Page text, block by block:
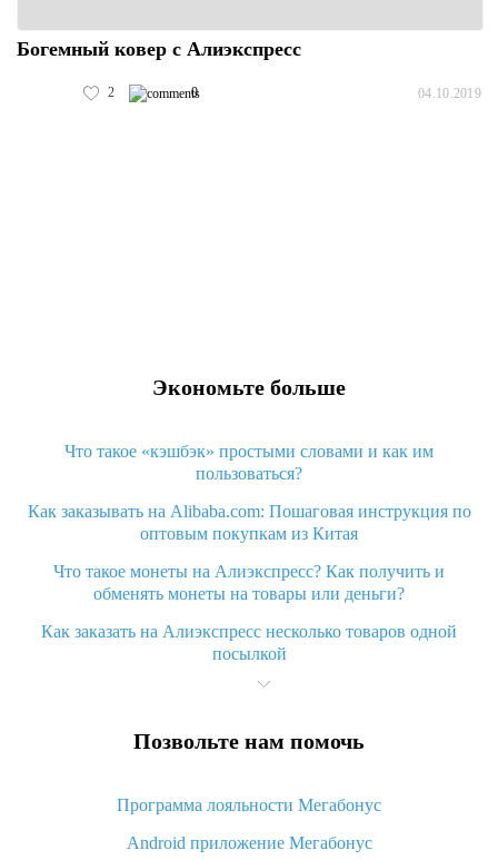
Богемный ковер с Алиэкспресс
2 0 04.10.2019
Экономьте больше
Что такое «кэшбэк» простыми словами и как им
пользоваться?
Как заказывать на Alibaba.com: Пошаговая инструкция по
оптовым покупкам из Китая
Что такое монеты на Алиэкспресс? Как получить и
обменять монеты на товары или деньги?
Как заказать на Алиэкспресс несколько товаров одной
посылкой
Что значит статус «Заказ закрыт» на Алиэкспресс и что
Что делать, если Алиэкспресс просит ввести паспортные
Как узнать, куда пришла посылка с Алиэкспресс
Вы отменили заказ на Алиэкспресс, когда вернут деньги?
Позвольте нам помочь
Программа лояльности Мегабонус
Android приложение Мегабонус